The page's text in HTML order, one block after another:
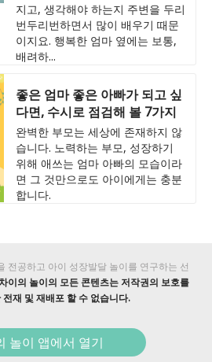
지고, 생각해야 하는지 주변을 두리
번두리번하면서 많이 배우기 때문
이지요. 행복한 엄마 옆에는 보통,
배려하...
좋은 엄마 좋은 아빠가 되고 싶
다면, 수시로 점검해 볼 7가지
완벽한 부모는 세상에 존재하지 않
습니다. 노력하는 부모, 성장하기
위해 애쓰는 엄마 아빠의 모습이라
면 그 것만으로도 아이에게는 충분
합니다.
전공하고 아이 성장발달 놀이를 연구하는 선
차이의 놀이의 모든 콘텐츠는 저작권의 보호를
재 및 재배포 할 수 없습니다.
놀이 앱에서 열기